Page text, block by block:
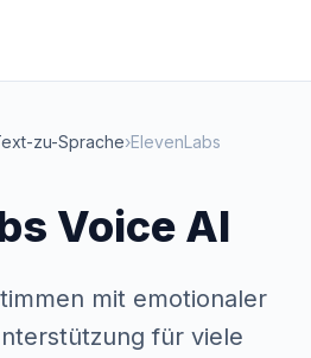
zu-Sprache›ElevenLabs
Voice AI
mit emotionaler
für viele